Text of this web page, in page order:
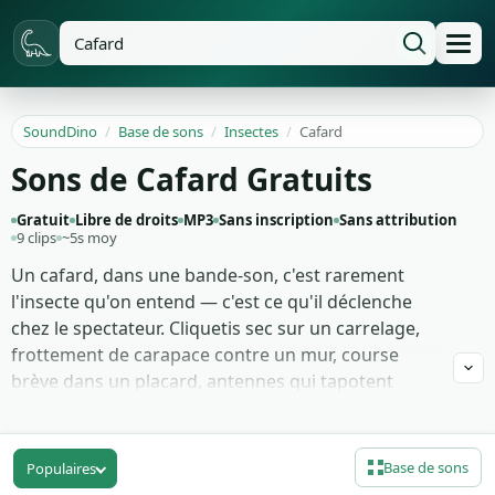
SoundDino / Base de sons / Insectes / Cafard
Sons de Cafard Gratuits
Gratuit Libre de droits MP3 Sans inscription Sans attribution
9 clips ~5s moy
Un cafard, dans une bande-son, c'est rarement
l'insecte qu'on entend — c'est ce qu'il déclenche
chez le spectateur. Cliquetis sec sur un carrelage,
frottement de carapace contre un mur, course
brève dans un placard, antennes qui tapotent
fonctionne en horreur, en thriller, en publicité
hygiène, en sound design de jeu, dès qu'il faut
donner une sensation immédiate d'inconfort au
Populaires Base de sons